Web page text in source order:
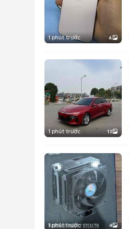
1 phút trước 6
1 phút trước 13
1 phút trước 4